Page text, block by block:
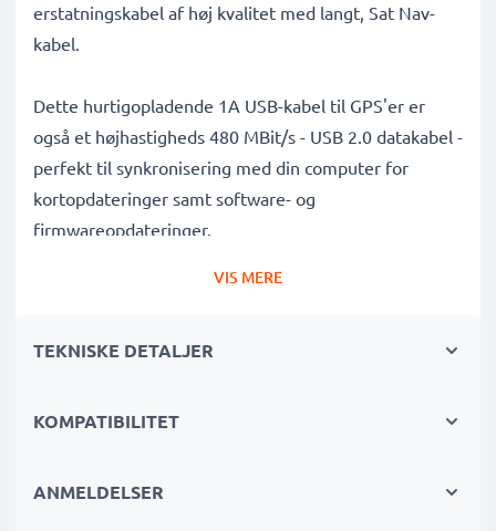
erstatningskabel af høj kvalitet med langt, Sat Nav-
kabel.
Dette hurtigopladende 1A USB-kabel til GPS'er er
også et højhastigheds 480 MBit/s - USB 2.0 datakabel -
perfekt til synkronisering med din computer for
kortopdateringer samt software- og
firmwareopdateringer.
Sat Nav-ledning er den ideelle USB 2.0 udskiftning
andre modeller - lige så god som den originale.
VIS MERE
TEKNISKE DETALJER
KOMPATIBILITET
ANMELDELSER